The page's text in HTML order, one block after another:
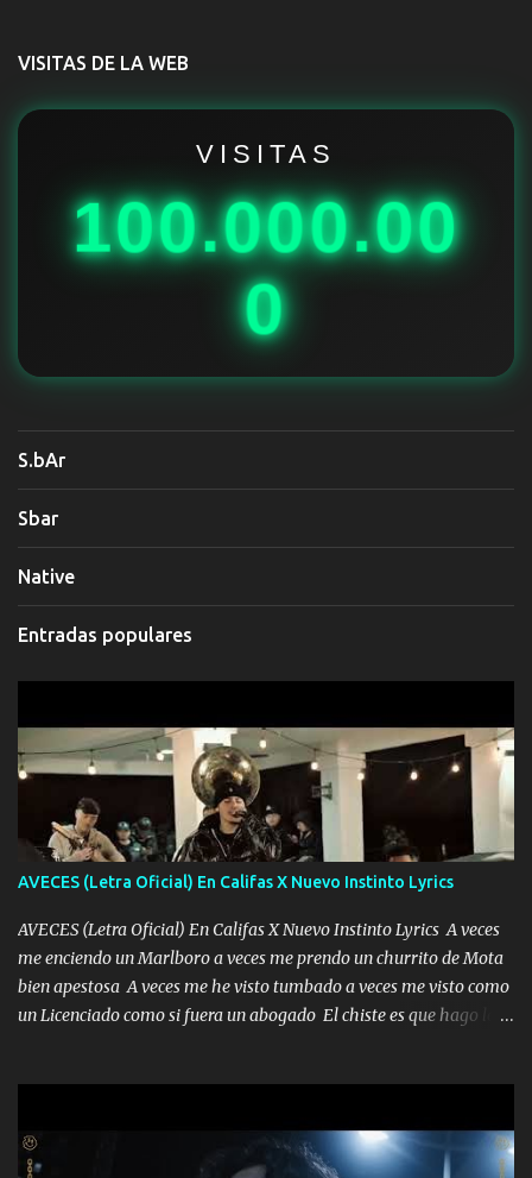
t
r
VISITAS DE LA WEB
VISITAS
100.000.00
0
S.bAr
Sbar
Native
Entradas populares
AVECES (Letra Oficial) En Califas X Nuevo Instinto Lyrics
AVECES (Letra Oficial) En Califas X Nuevo Instinto Lyrics A veces
me enciendo un Marlboro a veces me prendo un churrito de Mota
bien apestosa A veces me he visto tumbado a veces me visto como
un Licenciado como si fuera un abogado El chiste es que hago lo
corriente no quieren verte subir de level trucha mis plebes Música
A veces me pongo un sombrero a veces me ven la cachucha de lado